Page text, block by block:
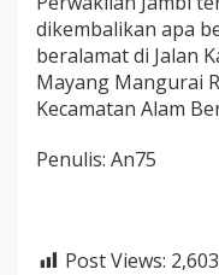
dikembalikan apa
beralamat di Jalan
Mayang Mangurai
Kecamatan Alam
Penulis: An75
Post Views: 2,603